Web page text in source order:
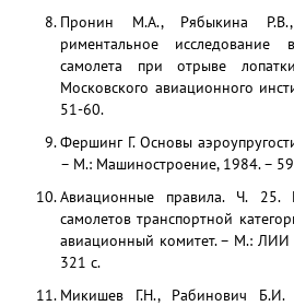
Пронин М.А., Рябыкина
риментальное исследование
самолета при отрыве
Московского авиационного
51-60.
Фершинг Г. Основы
– М.: Машиностроение, 1984. –
Авиационные правила. Ч. 25.
самолетов транспортной
авиационный комитет. – М.:
321 с.
Микишев Г.Н., Рабинович Б.И.